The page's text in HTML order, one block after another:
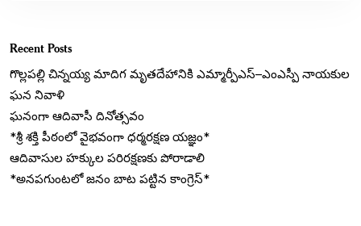
Recent Posts
గొల్లపల్లి చిన్నయ్య మాదిగ మృతదేహానికి ఎమ్మార్పీఎస్‌–ఎంఎస్పీ నాయకుల
ఘన నివాళి
ఘనంగా ఆదివాసీ దినోత్సవం
*శ్రీ శక్తి పీఠంలో వైభవంగా ధర్మరక్షణ యజ్ఞం*
ఆదివాసుల హక్కుల పరిరక్షణకు పోరాడాలి
*అనపగుంటలో జనం బాట పట్టిన కాంగ్రెస్*